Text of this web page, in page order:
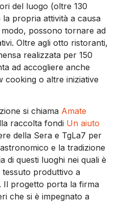
del luogo (oltre 130
propria attività a causa
possono tornare ad
Oltre agli otto ristoranti,
realizzata per 150
ad accogliere anche
cooking o altre iniziative
si chiama Amate
raccolta fondi Un aiuto
della Sera e TgLa7 per
e la tradizione
di questi luoghi nei quali è
produttivo a
Il progetto porta la firma
che si è impegnato a